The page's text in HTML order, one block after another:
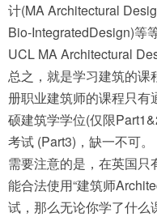
计(MA Architectural
Bio-IntegratedDesign)等等
UCL MA Architectural
总之，就是学习建筑的课
册职业建筑师的课程只有
硕建筑学学位(仅限
考试 (Part3)，缺一不可。
需要注意的是，在英国
能合法使用“建筑师
试，那么无论你学了什么